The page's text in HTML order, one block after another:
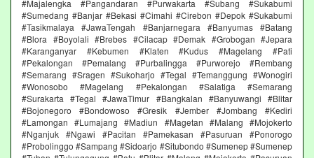
#Majalengka #Pangandaran #Purwakarta #Subang #Sukabumi
#Sumedang #Banjar #Bekasi #Cimahi #Cirebon #Depok #Sukabumi
#Tasikmalaya #JawaTengah #Banjarnegara #Banyumas #Batang
#Blora #Boyolali #Brebes #Cilacap #Demak #Grobogan #Jepara
#Karanganyar #Kebumen #Klaten #Kudus #Magelang #Pati
#Pekalongan #Pemalang #Purbalingga #Purworejo #Rembang
#Semarang #Sragen #Sukoharjo #Tegal #Temanggung #Wonogiri
#Wonosobo #Magelang #Pekalongan #Salatiga #Semarang
#Surakarta #Tegal #JawaTimur #Bangkalan #Banyuwangi #Blitar
#Bojonegoro #Bondowoso #Gresik #Jember #Jombang #Kediri
#Lamongan #Lumajang #Madiun #Magetan #Malang #Mojokerto
#Nganjuk #Ngawi #Pacitan #Pamekasan #Pasuruan #Ponorogo
#Probolinggo #Sampang #Sidoarjo #Situbondo #Sumenep #Sumenep